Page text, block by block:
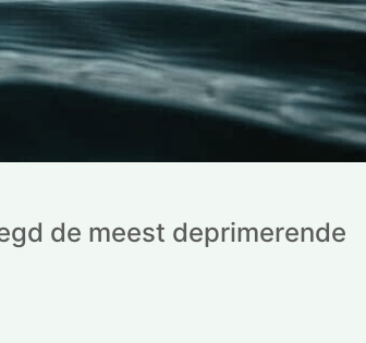
de meest deprimerende